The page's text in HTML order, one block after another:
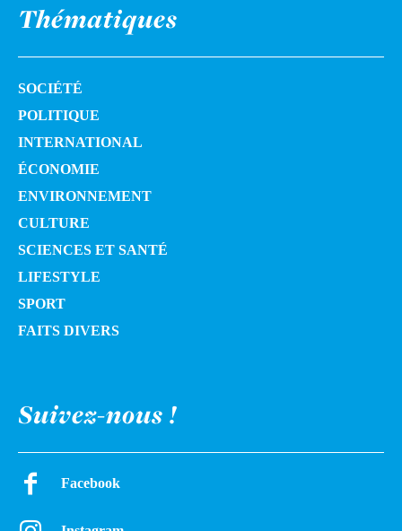
Thématiques
SOCIÉTÉ
POLITIQUE
INTERNATIONAL
ÉCONOMIE
ENVIRONNEMENT
CULTURE
SCIENCES ET SANTÉ
LIFESTYLE
SPORT
FAITS DIVERS
Suivez-nous !
Facebook